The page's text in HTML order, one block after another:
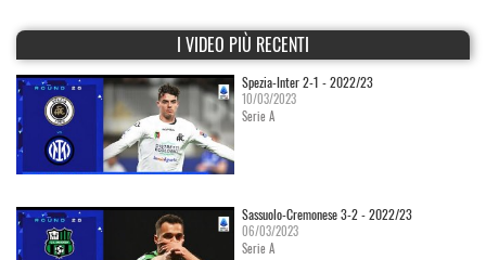
I VIDEO PIÙ RECENTI
Spezia-Inter 2-1 - 2022/23
10/03/2023
Serie A
Sassuolo-Cremonese 3-2 - 2022/23
06/03/2023
Serie A